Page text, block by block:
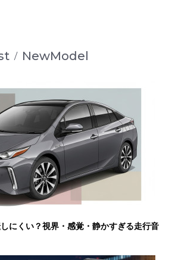
NewModel
にくい？視界・感覚・静かすぎる走行音